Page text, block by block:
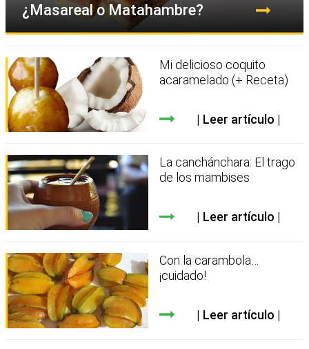
¿Masareal o Matahambre?
Mi delicioso coquito
acaramelado (+ Receta)
Leer artículo
La canchánchara: El trago
de los mambises
Leer artículo
Con la carambola…
¡cuidado!
Leer artículo